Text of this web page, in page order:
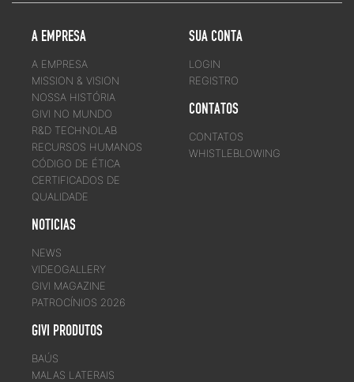
A EMPRESA
A EMPRESA
MISSION & VISION
NOSSA HISTÓRIA
GIVI NO MUNDO
R&D TECHNOLAB
RECURSOS HUMANOS
CÓDIGO DE ÉTICA
CERTIFICADOS DE
QUALIDADE
NOTICIAS
NEWS
VIDEOGALLERY
GIVI MAGAZINE
PATROCÍNIOS 2026
GIVI PRODUTOS
BAÚS
MALAS LATERAIS
SUA CONTA
LOGIN
REGISTRO
CONTATOS
CONTATOS
WHISTLEBLOWING